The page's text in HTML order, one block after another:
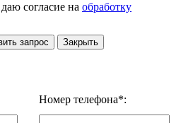
согласие на обработку
Номер телефона*: